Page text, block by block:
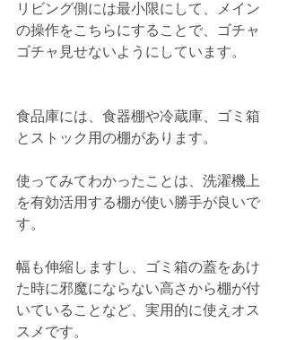
リビング側には最小限にして、メイン
の操作をこちらにすることで、ゴチャ
ゴチャ見せないようにしています。
食品庫には、食器棚や冷蔵庫、ゴミ箱
とストック用の棚があります。
使ってみてわかったことは、洗濯機上
を有効活用する棚が使い勝手が良いで
す。
幅も伸縮しますし、ゴミ箱の蓋をあけ
た時に邪魔にならない高さから棚が付
いていることなど、実用的に使えオス
スメです。